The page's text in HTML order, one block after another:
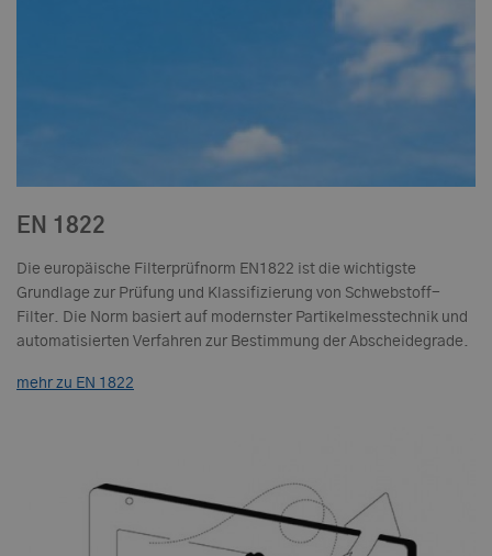
EN 1822
Die europäische Filterprüfnorm EN1822 ist die wichtigste
Grundlage zur Prüfung und Klassifizierung von Schwebstoff-
Filter. Die Norm basiert auf modernster Partikelmesstechnik und
automatisierten Verfahren zur Bestimmung der Abscheidegrade.
mehr zu EN 1822